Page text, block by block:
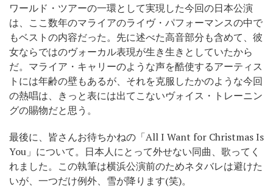
ワールド・ツアーの一環として実現した今回の日本公演
は、ここ数年のマライアのライヴ・パフォーマンスの中で
もベストの内容だった。先に述べた高音部分も含めて、彼
女ならではのヴォーカル表現が生き生きとしていたから
だ。マライア・キャリーのような声を酷使するアーティス
トには年齢の壁もあるが、それを克服したかのような今回
の熱唱は、きっと表には出てこないヴォイス・トレーニン
グの賜物だと思う。
最後に、皆さんお待ちかねの「All I Want for Christmas Is
You」について。 日本人にとって外せない同曲、歌ってく
れました。この執筆は横浜公演前のためネタバレは避けた
いが、一つだけ例外、雪が降ります(笑)。